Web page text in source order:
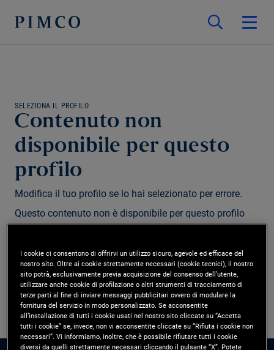
SELEZIONA IL PROFILO
Contenuto non
disponibile per questo
profilo
Modifica il tuo profilo se lo hai selezionato per errore.
Questo contenuto non è disponibile per questo profilo
Modifica profilo
I cookie ci consentono di offrirvi un utilizzo sicuro, agevole ed efficace del
nostro sito. Oltre ai cookie strettamente necessari (cookie tecnici), il nostro
sito potrà, esclusivamente previa acquisizione del consenso dell’utente,
utilizzare anche cookie di profilazione o altri strumenti di tracciamento di
terze parti al fine di inviare messaggi pubblicitari ovvero di modulare la
fornitura del servizio in modo personalizzato. Se acconsentite
all’installazione di tutti i cookie usati nel nostro sito cliccate su “Accetta
tutti i cookie” se, invece, non vi acconsentite cliccate su “Rifiuta i cookie non
necessari”. Vi informiamo, inoltre, che è possibile rifiutare tutti i cookie
diversi da quelli strettamente necessari cliccando il pulsante “X”. Potete